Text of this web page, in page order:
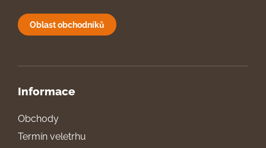
Oblast obchodníků
Informace
Obchody
Termín veletrhu